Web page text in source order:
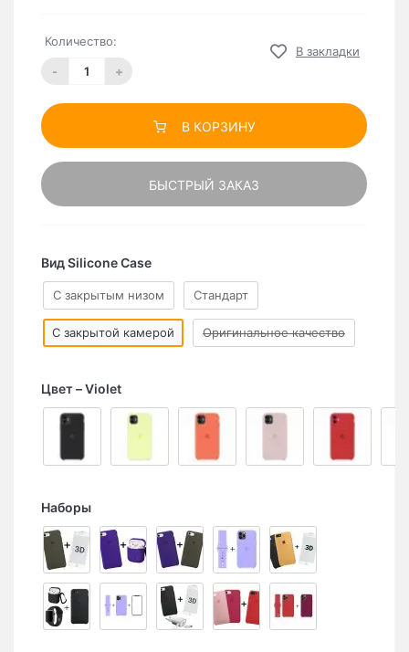
Количество:
- +
В закладки
В КОРЗИНУ
БЫСТРЫЙ ЗАКАЗ
Вид Silicone Case
C закрытым низом Стандарт
С закрытой камерой Оригинальное качество
Цвет Violet
Наборы